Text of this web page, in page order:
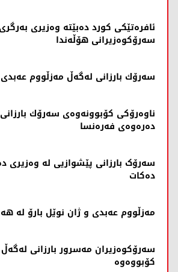
ئافرەتێکی کورد دەبێتە وەزیری
سەرۆکوەزیرانی هۆڵەندا
سەرۆك بارزانی لەگەڵ مەزڵووم
ناوەرۆكی كۆبوونەوەی سەرۆك
دەرەوەی فەرەنسا
سەرۆک بارزانی پێشوازیی لە وەزیری
دەکات
مەزڵووم عەبدی و ژان نوێل بارۆ لە
سەرۆکوەزیران مەسرور بارزانی
کۆبووەوە